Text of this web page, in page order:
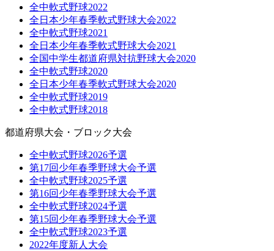
全中軟式野球2022
全日本少年春季軟式野球大会2022
全中軟式野球2021
全日本少年春季軟式野球大会2021
全国中学生都道府県対抗野球大会2020
全中軟式野球2020
全日本少年春季軟式野球大会2020
全中軟式野球2019
全中軟式野球2018
都道府県大会・ブロック大会
全中軟式野球2026予選
第17回少年春季野球大会予選
全中軟式野球2025予選
第16回少年春季野球大会予選
全中軟式野球2024予選
第15回少年春季野球大会予選
全中軟式野球2023予選
2022年度新人大会